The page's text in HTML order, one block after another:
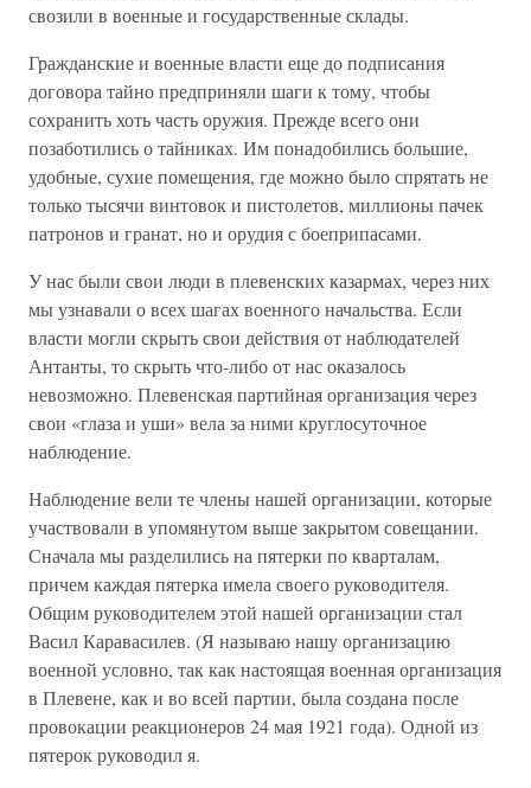
свозили в военные и государственные склады.
Гражданские и военные власти еще до подписания
договора тайно предприняли шаги к тому, чтобы
сохранить хоть часть оружия. Прежде всего они
позаботились о тайниках. Им понадобились большие,
удобные, сухие помещения, где можно было спрятать не
только тысячи винтовок и пистолетов, миллионы пачек
патронов и гранат, но и орудия с боеприпасами.
У нас были свои люди в плевенских казармах, через них
мы узнавали о всех шагах военного начальства. Если
власти могли скрыть свои действия от наблюдателей
Антанты, то скрыть что-либо от нас оказалось
невозможно. Плевенская партийная организация через
свои «глаза и уши» вела за ними круглосуточное
наблюдение.
Наблюдение вели те члены нашей организации, которые
участвовали в упомянутом выше закрытом совещании.
Сначала мы разделились на пятерки по кварталам,
причем каждая пятерка имела своего руководителя.
Общим руководителем этой нашей организации стал
Васил Каравасилев. (Я называю нашу организацию
военной условно, так как настоящая военная организация
в Плевене, как и во всей партии, была создана после
провокации реакционеров 24 мая 1921 года). Одной из
пятерок руководил я.